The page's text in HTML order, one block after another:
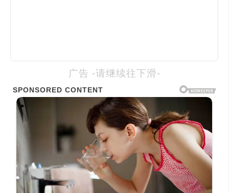
广告 -请继续往下滑-